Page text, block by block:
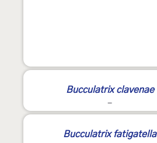
Bucculatrix clavenae
-
Bucculatrix fatigatella